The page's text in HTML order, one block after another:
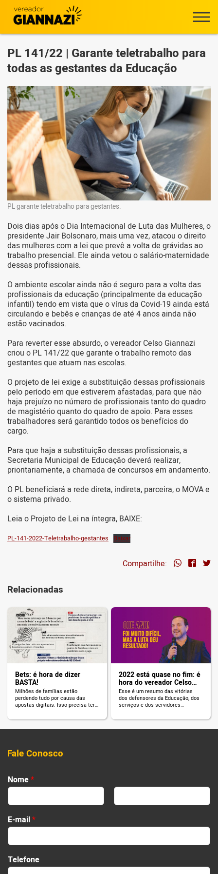
PL 141/22 | Garante teletrabalho para
todas as gestantes da Educação
PL garante teletrabalho para gestantes.
Dois dias após o Dia Internacional de Luta das Mulheres, o
presidente Jair Bolsonaro, mais uma vez, atacou o direito
das mulheres com a lei que prevê a volta de grávidas ao
trabalho presencial. Ele ainda vetou o salário-maternidade
dessas profissionais.
O ambiente escolar ainda não é seguro para a volta das
profissionais da educação (principalmente da educação
infantil) tendo em vista que o vírus da Covid-19 ainda está
circulando e bebês e crianças de até 4 anos ainda não
estão vacinados.
Para reverter esse absurdo, o vereador Celso Giannazi
criou o PL 141/22 que garante o trabalho remoto das
gestantes que atuam nas escolas.
O projeto de lei exige a substituição dessas profissionais
pelo período em que estiverem afastadas, para que não
haja prejuízo no número de profissionais tanto do quadro
de magistério quanto do quadro de apoio. Para esses
trabalhadores será garantido todos os benefícios do
cargo.
Para que haja a substituição dessas profissionais, a
Secretaria Municipal de Educação deverá realizar,
prioritariamente, a chamada de concursos em andamento.
O PL beneficiará a rede direta, indireta, parceira, o MOVA e
o sistema privado.
Leia o Projeto de Lei na íntegra, BAIXE:
PL-141-2022-Teletrabalho-gestantes Baixar
Compartilhe:
Relacionadas
Bets: é hora de dizer
BASTA!
Milhões de famílias estão
perdendo tudo por causa das
apostas digitais. Isso precisa ter
2022 está quase no fim: é
hora do vereador Celso
Giannazi prestar contas!
Esse é um resumo das vitórias
dos defensores da Educação, dos
serviços e dos servidores
Fale Conosco
Nome*
First Last
E-mail*
Telefone